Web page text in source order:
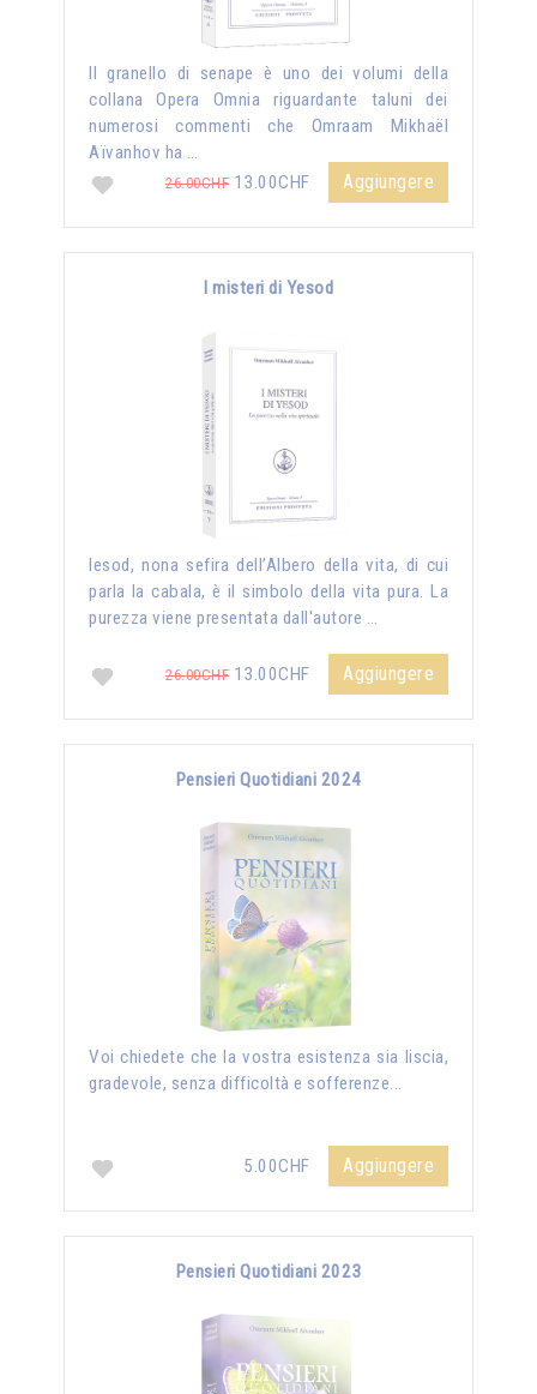
Il granello di senape è uno dei volumi della
collana Opera Omnia riguardante taluni dei
numerosi commenti che Omraam Mikhaël
Aïvanhov ha …
26.00CHF 13.00CHF Aggiungere
I misteri di Yesod
Iesod, nona sefira dell’Albero della vita, di cui
parla la cabala, è il simbolo della vita pura. La
purezza viene presentata dall'autore …
26.00CHF 13.00CHF Aggiungere
Pensieri Quotidiani 2024
Voi chiedete che la vostra esistenza sia liscia,
gradevole, senza difficoltà e sofferenze...
5.00CHF Aggiungere
Pensieri Quotidiani 2023